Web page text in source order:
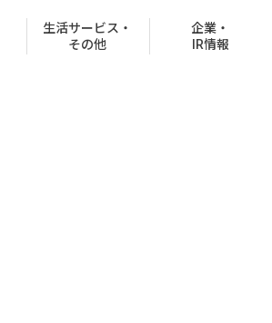
生活サービス・
その他
企業・
IR情報